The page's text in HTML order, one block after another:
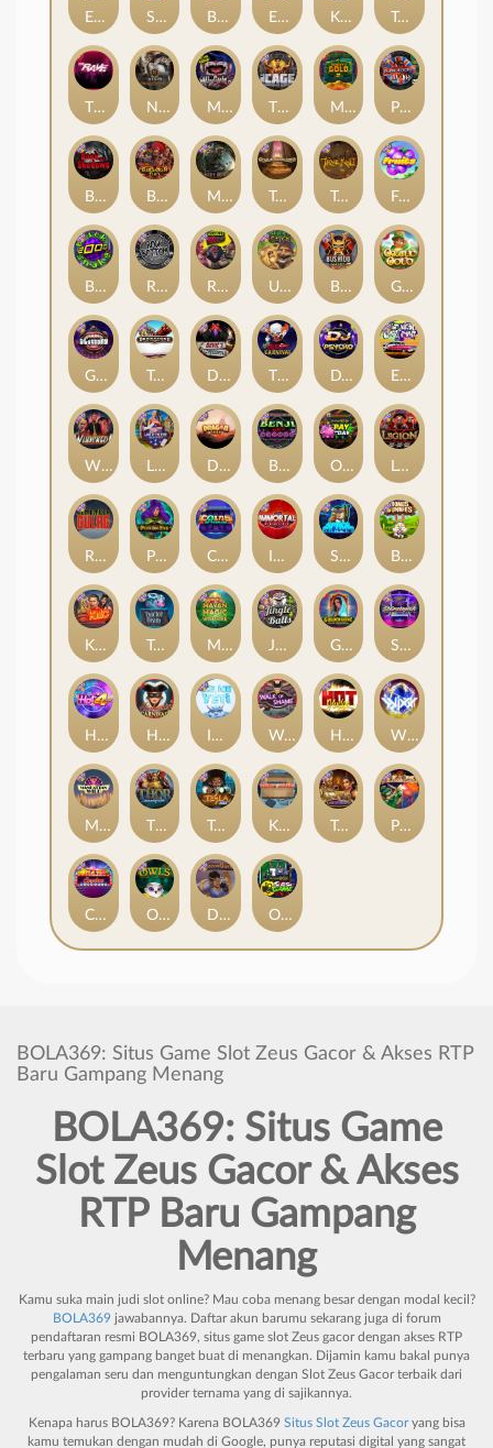
Munchies
Skate or Die
Nexus Tombstone RIP
Outsourced: Payday
Tombstone No Mercy
Manhattan Goes Wild
Roadkill
Kiss My Chainsaw
Book Of Shadows
Rock Bottom
Tractor Beam
Casino Win Spin
The Cage
Hot Nudge
Space Donkey
El Pasa Gunfight xNudge
Land of the Free
Brick Snake 2000
Starstruck
Monkey's Gold xPays
Benji Killed in Vegas
Barbarian Fury
Poison Eve
Devil's Crossroad
Tomb of Nefertiti
Tomb of Akhenaten
Golden Genie And The Walking Wilds
Dragon Tribe
Immortal Fruits
Tesla Jolt
Evil Goblins xBomb
Dungeon Quest
Coins of Fortune
Gluttony
Mayan Magic Wildfire
WiXX
Outsourced: Slash Game
Legion X
Fruits
Bonus Bunnies
DJ Psycho
Hot 4 Cash
Buffalo Hunter
Tombstone
Owls
Punk Rocker
Gaelic Gold
East Coast Vs West Coast
The Creepy Carnival
Whacked
Jingle Balls
Harlequin Carnival Walk of Shame
Misery Mining
Kitchen Drama: Sushi Mania Pixies vs Pirates
Thor: Hammer Time
Ice Ice Yeti
Remember Gulag
Karen Maneater
True kult
Bushido Way xNudge
Ugliest Catch
The Rave
BOLA369: Situs Game Slot Zeus Gacor & Akses RTP
Baru Gampang Menang
BOLA369: Situs Game
Slot Zeus Gacor&Akses
RTP Baru Gampang
Menang
Kamu suka main judi slot online? Mau coba menang besar dengan modal kecil?
BOLA369jawabannya. Daftar akun barumu sekarang juga di forum
pendaftaran resmi BOLA369, situs game slot Zeus gacor dengan akses RTP
terbaru yang gampang banget buat di menangkan. Dijamin kamu bakal punya
pengalaman seru dan menguntungkan dengan Slot Zeus Gacorterbaik dari
provider ternama yang di sajikannya.
Kenapa harus BOLA369? Karena BOLA369 Situs Slot Zeus Gacoryang bisa
kamu temukan dengan mudah di Google, punya reputasi digital yang sangat